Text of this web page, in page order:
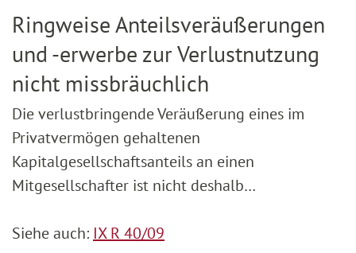
Ringweise Anteilsveräußerungen
und -erwerbe zur Verlustnutzung
nicht missbräuchlich
Die verlustbringende Veräußerung eines im
Privatvermögen gehaltenen
Kapitalgesellschaftsanteils an einen
Mitgesellschafter ist nicht deshalb…
Siehe auch: IX R 40/09